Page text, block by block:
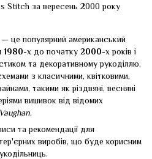
Stitch за вересень 2000 року
— це популярний американський
1980-х до початку 2000-х років і
та декоративному рукоділлю.
з класичними, квітковими,
такими як різдвяні, весняні
вишивок від відомих
.
та рекомендації для
виробів, що буде корисним